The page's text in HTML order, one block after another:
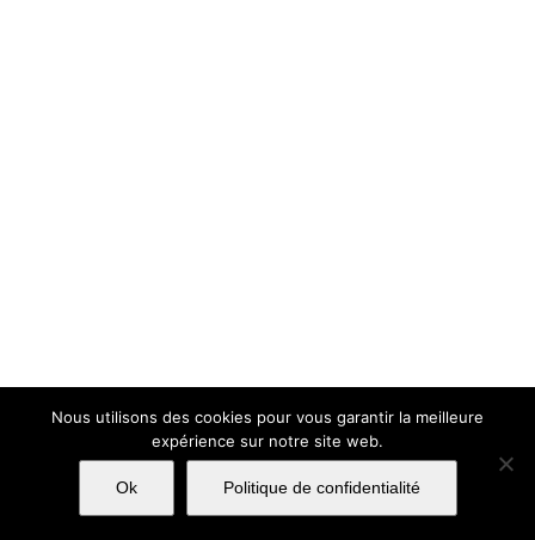
Nous utilisons des cookies pour vous garantir la meilleure
expérience sur notre site web.
Ok Politique de confidentialité